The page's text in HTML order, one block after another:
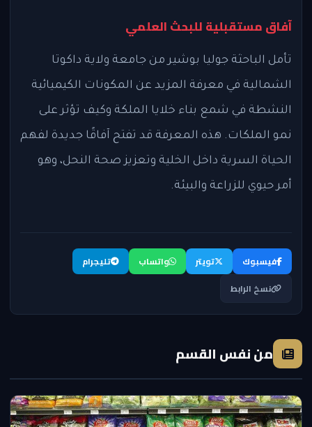
آفاق مستقبلية للبحث العلمي
تأمل الباحثة جوليا بوشير من جامعة ولاية داكوتا
الشمالية في معرفة المزيد عن المكونات الكيميائية
النشطة في شمع بناء خلايا الملكة وكيف تؤثر على
نمو الملكات. هذه المعرفة قد تفتح آفاقًا جديدة لفهم
الحياة السرية داخل الخلية وتعزيز صحة النحل، وهو
أمر حيوي للزراعة والبيئة.
فيسبوك تويتر واتساب
تليجرام
نسخ الرابط
من نفس القسم